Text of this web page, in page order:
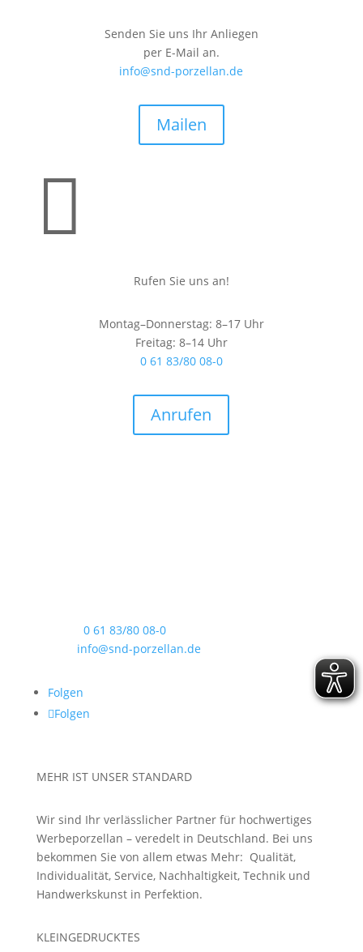
Senden Sie uns Ihr Anliegen
per E-Mail an.
info@snd-porzellan.de
Mailen

Rufen Sie uns an!
Montag–Donnerstag: 8–17 Uhr
Freitag: 8–14 Uhr
0 61 83/80 08-0
Anrufen
0 61 83/80 08-0
info@snd-porzellan.de
Folgen
Folgen
MEHR IST UNSER STANDARD
Wir sind Ihr verlässlicher Partner für hochwertiges
Werbeporzellan – veredelt in Deutschland. Bei uns
bekommen Sie von allem etwas Mehr: Qualität,
Individualität, Service, Nachhaltigkeit, Technik und
Handwerkskunst in Perfektion.
KLEINGEDRUCKTES